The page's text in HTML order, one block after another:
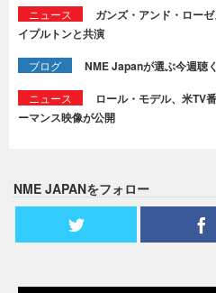
ニュース
ガンズ・アンド・ロー
イプルトンと共演
ブログ NME Japanが選ぶ今週聴
ニュース
ロール・モデル、米TV
ーマンス映像が公開
NME JAPANをフォロー